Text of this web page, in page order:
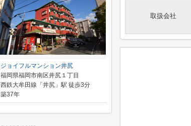
取扱会社
ジョイフルマンション井尻
福岡県福岡市南区井尻１丁目
西鉄大牟田線「井尻」駅 徒歩3分
築37年